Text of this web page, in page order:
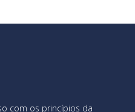
com os princípios da